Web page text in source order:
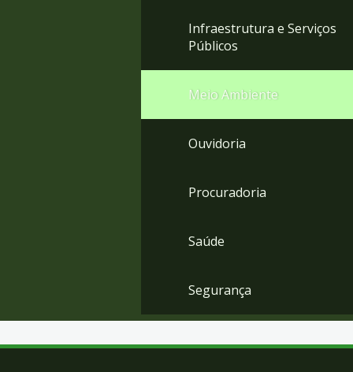
Infraestrutura e Serviços
Públicos
Meio Ambiente
Ouvidoria
Procuradoria
Saúde
Segurança